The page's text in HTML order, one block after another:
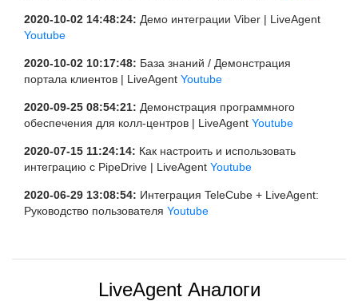
2020-10-02 14:48:24: Демо интеграции Viber | LiveAgent
Youtube
2020-10-02 10:17:48: База знаний / Демонстрация
портала клиентов | LiveAgent Youtube
2020-09-25 08:54:21: Демонстрация программного
обеспечения для колл-центров | LiveAgent Youtube
2020-07-15 11:24:14: Как настроить и использовать
интеграцию с PipeDrive | LiveAgent Youtube
2020-06-29 13:08:54: Интеграция TeleCube + LiveAgent:
Руководство пользователя Youtube
LiveAgent Аналоги